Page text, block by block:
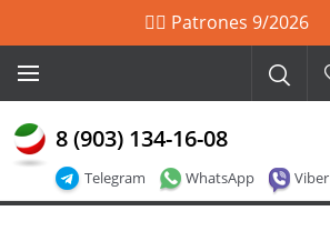
🙋‍♀️ Patrones 9/2026
Telegram WhatsApp Viber
8 (903) 134-16-08